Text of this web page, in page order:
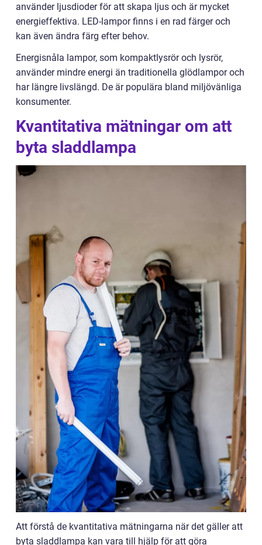
använder ljusdioder för att skapa ljus och är mycket
energieffektiva. LED-lampor finns i en rad färger och
kan även ändra färg efter behov.
Energisnåla lampor, som kompaktlysrör och lysrör,
använder mindre energi än traditionella glödlampor och
har längre livslängd. De är populära bland miljövänliga
konsumenter.
Kvantitativa mätningar om att
byta sladdlampa
Att förstå de kvantitativa mätningarna när det gäller att
byta sladdlampa kan vara till hjälp för att göra